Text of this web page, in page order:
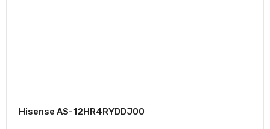
Hisense AS-12HR4RYDDJ00